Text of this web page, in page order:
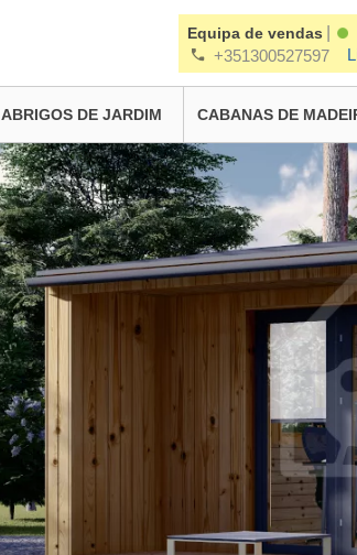
Equipa de vendas
+351300527597
ABRIGOS DE JARDIM CABANAS DE